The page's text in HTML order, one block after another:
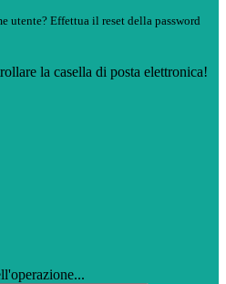
utente? Effettua il reset della password
la casella di posta elettronica!